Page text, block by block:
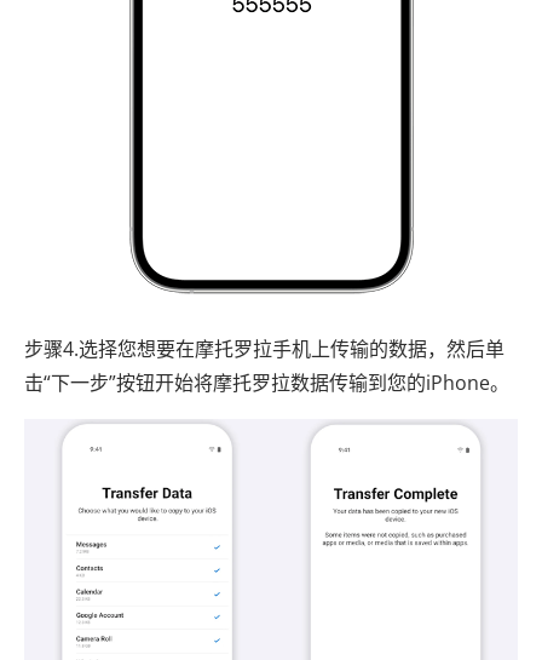
步骤4.选择您想要在摩托罗拉手机上传输的数据，然后单
击“下一步”按钮开始将摩托罗拉数据传输到您的iPhone。